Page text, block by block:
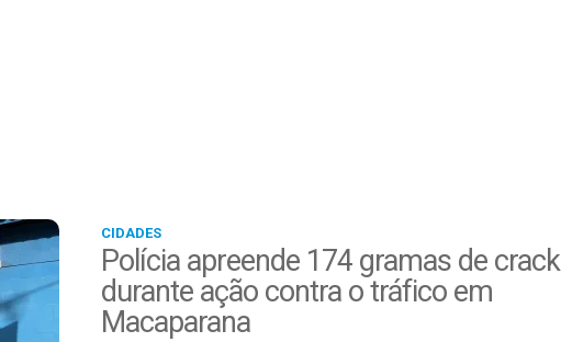
CIDADES
Polícia apreende 174 gramas de crack
durante ação contra o tráfico em
Macaparana